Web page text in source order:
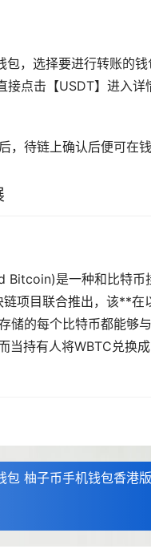
包，选择要进行转账的
接点击【USDT】进入
，待链上确认后便可在
Bitcoin)是一种和比特
链项目联合推出，该**在
储的每个比特币都能够
当持有人将WBTC兑换
包 柚子币手机钱包香港